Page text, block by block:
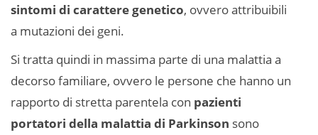
sintomi di carattere genetico, ovvero attribuibili
a mutazioni dei geni.
Si tratta quindi in massima parte di una malattia a
decorso familiare, ovvero le persone che hanno un
rapporto di stretta parentela con pazienti
portatori della malattia di Parkinson sono